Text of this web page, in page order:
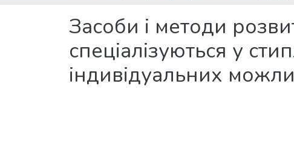
Засоби і методи
спеціалізуються у
індивідуальних